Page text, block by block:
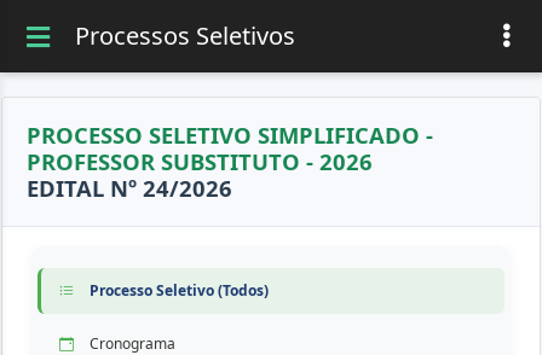
Processos Seletivos
PROCESSO SELETIVO SIMPLIFICADO -
PROFESSOR SUBSTITUTO - 2026
EDITAL Nº 24/2026
Processo Seletivo (Todos)
Cronograma